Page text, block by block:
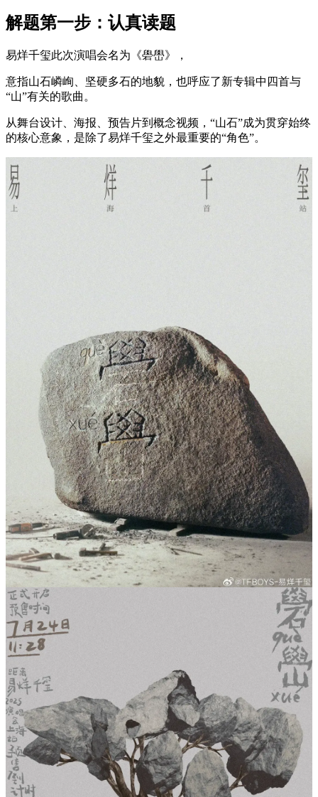
解题第一步：认真读题
易烊千玺此次演唱会名为《礐嶨》，
意指山石嶙峋、坚硬多石的地貌，也呼应了新专辑中四首与
“山”有关的歌曲。
从舞台设计、海报、预告片到概念视频，“山石”成为贯穿始终
的核心意象，是除了易烊千玺之外最重要的“角色”。